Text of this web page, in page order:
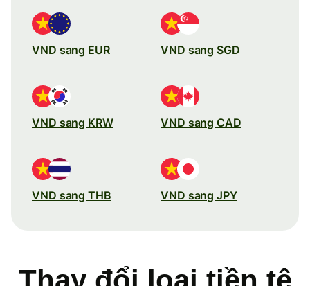
VND sang EUR VND sang SGD
VND sang KRW VND sang CAD
VND sang THB VND sang JPY